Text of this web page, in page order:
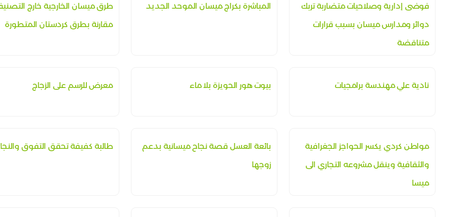
فوضى إدارية وصلاحيات متضاربة تربك
دوائر ومدارس ميسان بسبب قرارات
متناقضة
المباشرة بكراج ميسان الموحد الجديد
طرق ميسان الخارجية خارج
مقارنة بطرق كردستان المتطورة
نادية علي مهندسة برامجيات بيوت هور الحويزة بلا ماء معرض للرسم على الزجاج
مواطن كردي يكسر الحواجز الجغرافية
والثقافية وينقل مشروعه التجاري الى
ميسا
بائعة العسل قصة نجاح ميسانية بدعم
زوجها
طالبة كفيفة تحقق التفوق